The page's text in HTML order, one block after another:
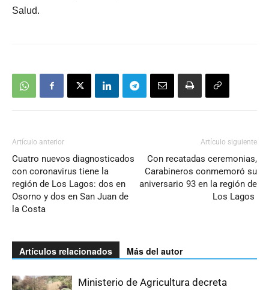
Salud.
Artículo anterior
Cuatro nuevos diagnosticados
con coronavirus tiene la
región de Los Lagos: dos en
Osorno y dos en San Juan de
la Costa
Artículo siguiente
Con recatadas ceremonias,
Carabineros conmemoró su
aniversario 93 en la región de
Los Lagos
Artículos relacionados Más del autor
Ministerio de Agricultura decreta